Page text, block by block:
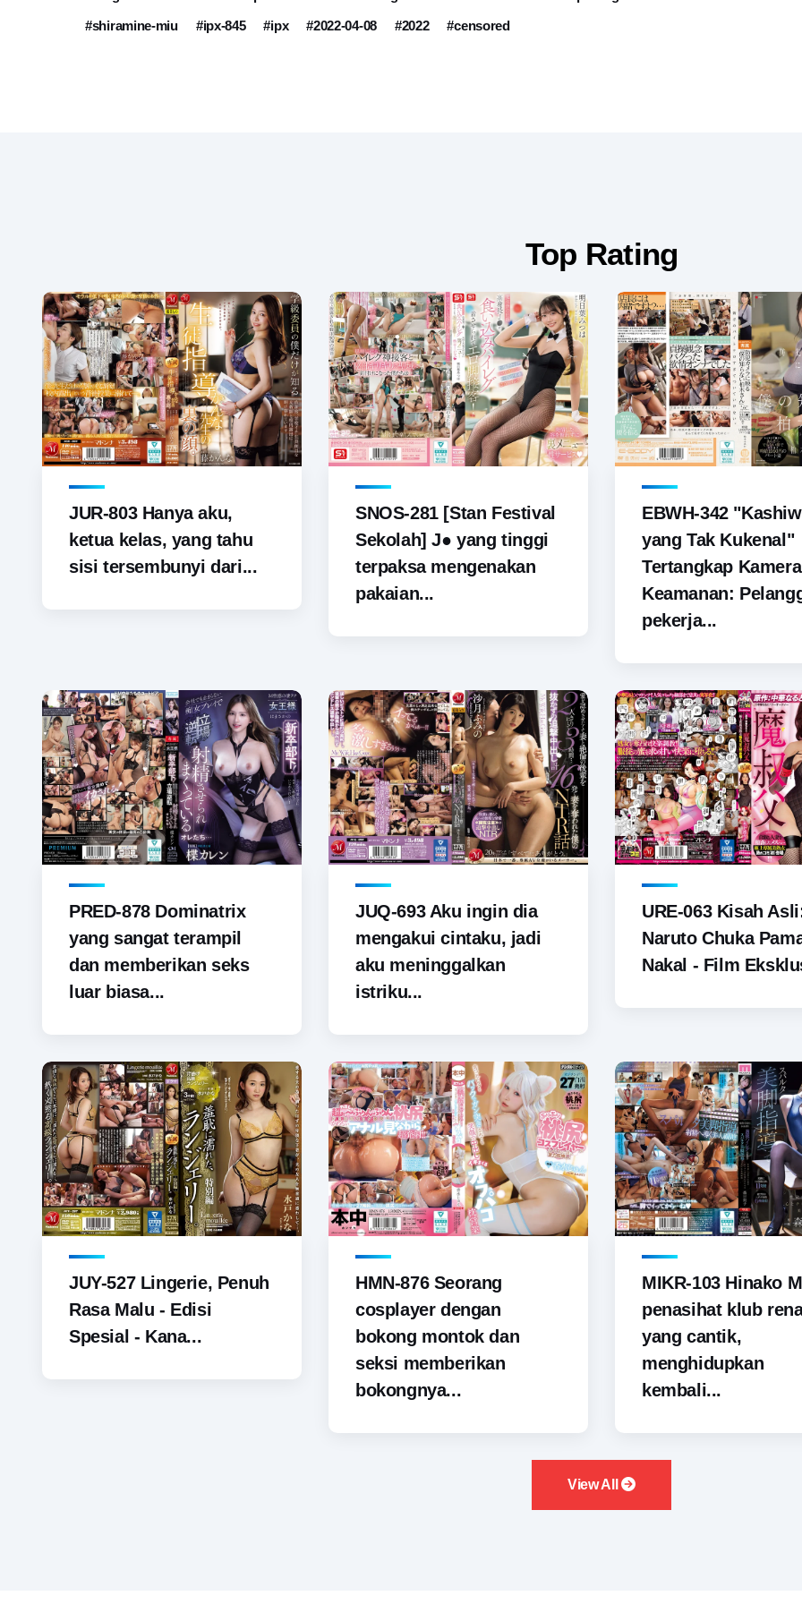
#shiramine-miu
#ipx-845 #ipx #2022-04-08 #2022 #censored
Top Rating
JUR-803 Hanya aku,
ketua kelas, yang tahu
sisi tersembunyi dari...
SNOS-281 [Stan Festival
Sekolah] J● yang tinggi
terpaksa mengenakan
pakaian...
EBWH-342
yang Tak Kukenal"
Tertangkap Kamera
Keamanan:
pekerja...
PRED-878 Dominatrix
yang sangat terampil
dan memberikan seks
luar biasa...
JUQ-693 Aku ingin dia
mengakui cintaku, jadi
aku meninggalkan
istriku...
URE-063 Kisah
Naruto Chuka
Nakal - Film
JUY-527 Lingerie, Penuh
Rasa Malu - Edisi
Spesial - Kana...
HMN-876 Seorang
cosplayer dengan
bokong montok dan
seksi memberikan
bokongnya...
MIKR-103 Hinako
penasihat klub
yang cantik,
menghidupkan
kembali...
View All